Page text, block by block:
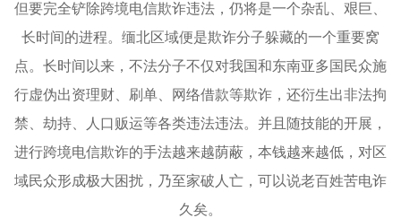
但要完全铲除跨境电信欺诈违法，仍将是一个杂乱、艰巨、
长时间的进程。缅北区域便是欺诈分子躲藏的一个重要窝
点。长时间以来，不法分子不仅对我国和东南亚多国民众施
行虚伪出资理财、刷单、网络借款等欺诈，还衍生出非法拘
禁、劫持、人口贩运等各类违法违法。并且随技能的开展，
进行跨境电信欺诈的手法越来越荫蔽，本钱越来越低，对区
域民众形成极大困扰，乃至家破人亡，可以说老百姓苦电诈
久矣。